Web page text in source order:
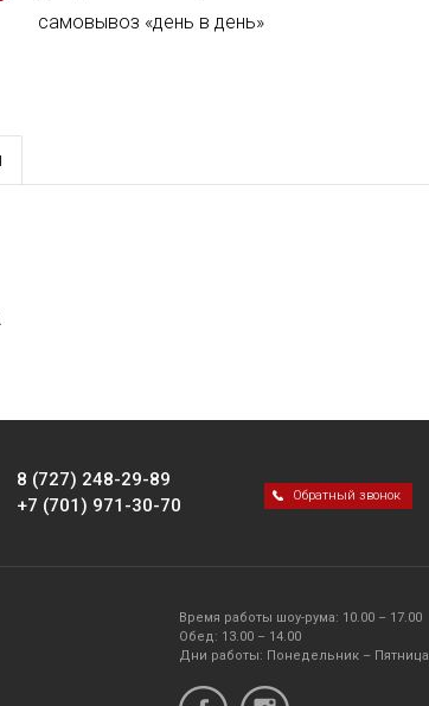
самовывоз «день в день»
8 (727) 248-29-89
+7 (701) 971-30-70
Обратный звонок
Время работы шоу-рума: 10.00 – 17.00
Обед: 13.00 – 14.00
Дни работы: Понедельник – Пятница